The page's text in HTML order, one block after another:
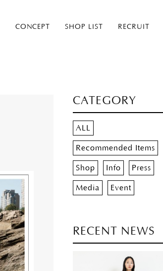
CONCEPT SHOP LIST RECRUIT
CATEGORY
ALL
Recommended Items
Shop Info Press
Media Event
RECENT NEWS